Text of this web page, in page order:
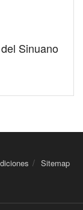
Sinuano
Sitemap